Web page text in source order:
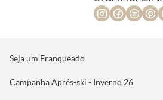
Seja um Franqueado
Campanha Aprés-ski - Inverno 26